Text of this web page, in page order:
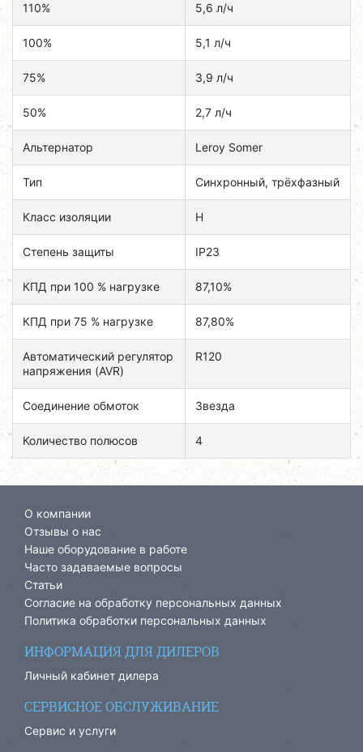
110% 5,6 л/ч
100% 5,1 л/ч
75% 3,9 л/ч
50% 2,7 л/ч
Альтернатор Leroy Somer
Тип Синхронный, трёхфазный
Класс изоляции H
Степень защиты IP23
КПД при 100 % нагрузке 87,10%
КПД при 75 % нагрузке 87,80%
Автоматический регулятор
напряжения (AVR)
R120
Соединение обмоток Звезда
Количество полюсов 4
О компании
Отзывы о нас
Наше оборудование в работе
Часто задаваемые вопросы
Статьи
Согласие на обработку персональных данных
Политика обработки персональных данных
ИНФОРМАЦИЯ ДЛЯ ДИЛЕРОВ
Личный кабинет дилера
СЕРВИСНОЕ ОБСЛУЖИВАНИЕ
Сервис и услуги